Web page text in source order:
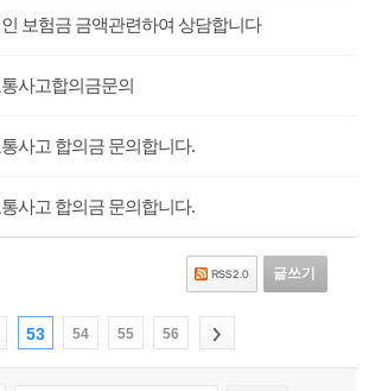
보험금 금액관련하여 상담합니다
사고합의금문의
사고 합의금 문의합니다.
사고 합의금 문의합니다.
글쓰기
53 54 55 56